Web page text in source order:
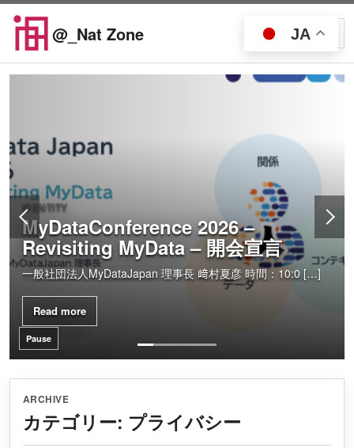
Skip to content
@_Nat Zone Open search
IDENTITY
MyDataConference 2026 –
Revisiting MyData – 開会宣言
一般社団法人MyDataJapan 理事長 﨑村夏彦 時間：10:0 […]
Read more
Pause
ARCHIVE
カテゴリー: プライバシー
JA